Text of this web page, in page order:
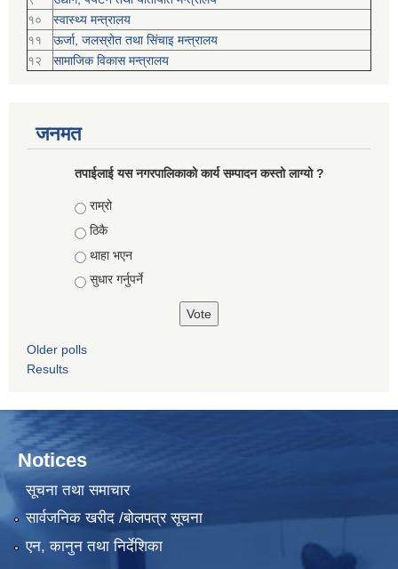
१०
स्वास्थ्य मन्त्रालय
११
ऊर्जा, जलस्रोत तथा सिंचाइ मन्त्रालय
१२
सामाजिक विकास मन्‍‍त्रालय
जनमत
तपाईलाई यस नगरपालिकाको कार्य सम्पादन कस्तो लाग्यो ?
Choices
राम्रो
ठिकै
थाहा भएन
सुधार गर्नुपर्ने
Older polls
Results
Notices
सूचना तथा समाचार
सार्वजनिक खरीद /बोलपत्र सूचना
एन, कानुन तथा निर्देशिका